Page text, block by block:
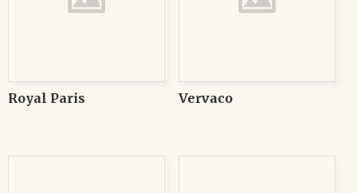
Royal Paris Vervaco